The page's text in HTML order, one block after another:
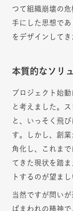
つて組織崩壊の
手にした思想で
をデザインして
本質的なソリ
プロジェクト始
と考えました。
と、いっそく飛
す。しかし、創
角化し、これま
てきた現状を踏
トするのが望ま
当然ですが問い
ばまわれの精神